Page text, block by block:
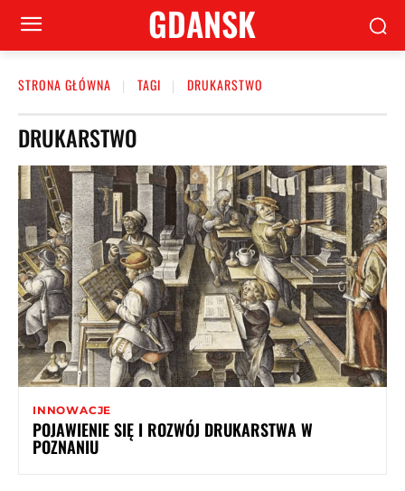
GDANSK
STRONA GŁÓWNA TAGI DRUKARSTWO
DRUKARSTWO
INNOWACJE
POJAWIENIE SIĘ I ROZWÓJ DRUKARSTWA W
POZNANIU